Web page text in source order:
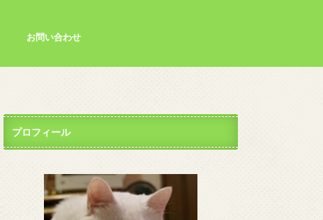
お問い合わせ
プロフィール